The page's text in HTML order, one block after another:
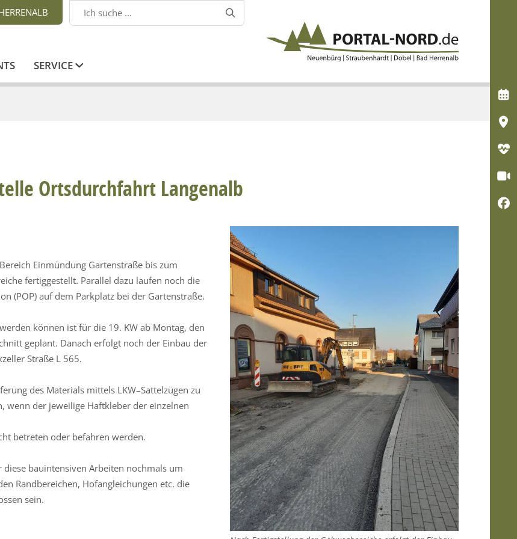

SERVICE
Ortsdurchfahrt Langenalb
Einmündung Gartenstraße bis zum
fertiggestellt. Parallel dazu laufen noch die
(POP) auf dem Parkplatz bei der Gartenstraße.
können ist für die 19. KW ab Montag, den
geplant. Danach erfolgt noch der Einbau der
Straße L 565.
des Materials mittels LKW–Sattelzügen zu
wenn der jeweilige Haftkleber der einzelnen
betreten oder befahren werden.
bauintensiven Arbeiten nochmals um
Randbereichen, Hofangleichungen etc. die
sein.




